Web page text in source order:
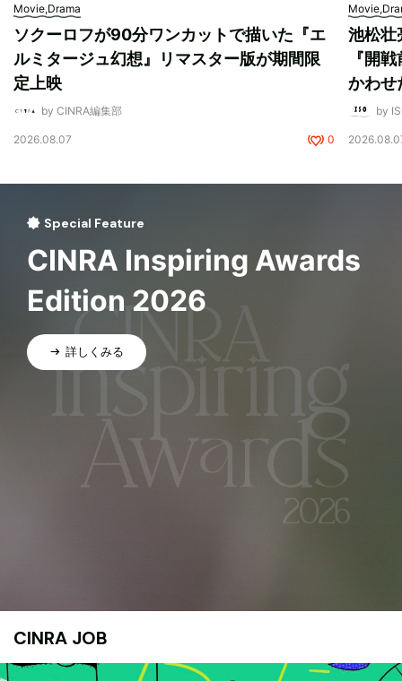
Movie,Drama
ソクーロフが90分ワンカットで描いた『エ
ルミタージュ幻想』リマスター版が期間限
定上映
by CINRA編集部
2026.08.07 0
池松壮
『開
かわせ
by
Special Feature
CINRA Inspiring Awards
Edition 2026
詳しくみる
CINRA JOB